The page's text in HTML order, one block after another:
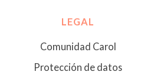
LEGAL
Comunidad Carol
Protección de datos